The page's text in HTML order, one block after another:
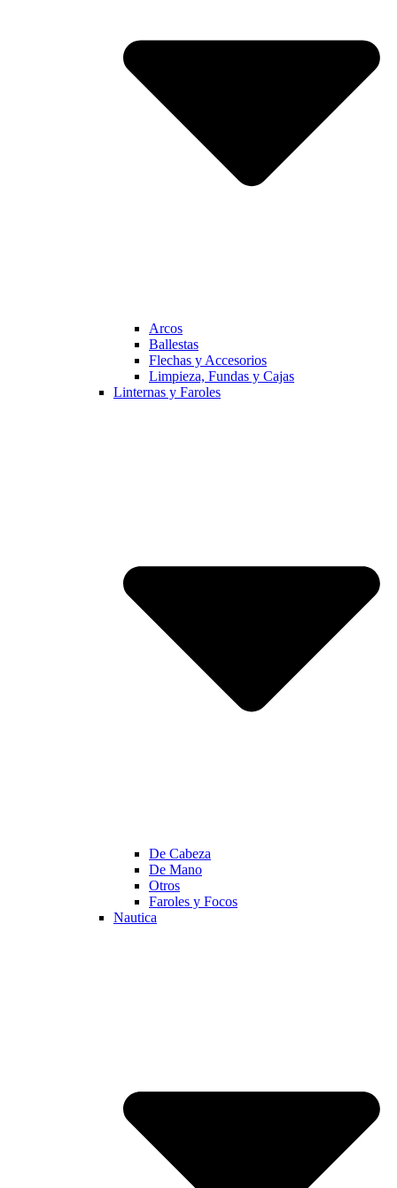
Arcos
Ballestas
Flechas y Accesorios
Limpieza, Fundas y Cajas
Linternas y Faroles
De Cabeza
De Mano
Otros
Faroles y Focos
Nautica